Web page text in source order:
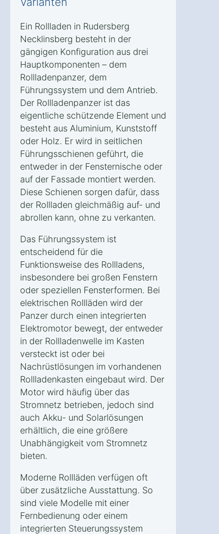
Ein Rollladen in Rudersberg
Necklinsberg besteht in der
gängigen Konfiguration aus drei
Hauptkomponenten – dem
Rollladenpanzer, dem
Führungssystem und dem Antrieb.
Der Rollladenpanzer ist das
eigentliche schützende Element und
besteht aus Aluminium, Kunststoff
oder Holz. Er wird in seitlichen
Führungsschienen geführt, die
entweder in der Fensternische oder
auf der Fassade montiert werden.
Diese Schienen sorgen dafür, dass
der Rollladen gleichmäßig auf- und
abrollen kann, ohne zu verkanten.
Das Führungssystem ist
entscheidend für die
Funktionsweise des Rollladens,
insbesondere bei großen Fenstern
oder speziellen Fensterformen. Bei
elektrischen Rollläden wird der
Panzer durch einen integrierten
Elektromotor bewegt, der entweder
in der Rollladenwelle im Kasten
versteckt ist oder bei
Nachrüstlösungen im vorhandenen
Rollladenkasten eingebaut wird. Der
Motor wird häufig über das
Stromnetz betrieben, jedoch sind
auch Akku- und Solarlösungen
erhältlich, die eine größere
Unabhängigkeit vom Stromnetz
bieten.
Moderne Rollläden verfügen oft
über zusätzliche Ausstattung. So
sind viele Modelle mit einer
Fernbedienung oder einem
integrierten Steuerungssystem